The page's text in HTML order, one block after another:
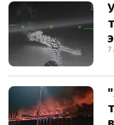
7